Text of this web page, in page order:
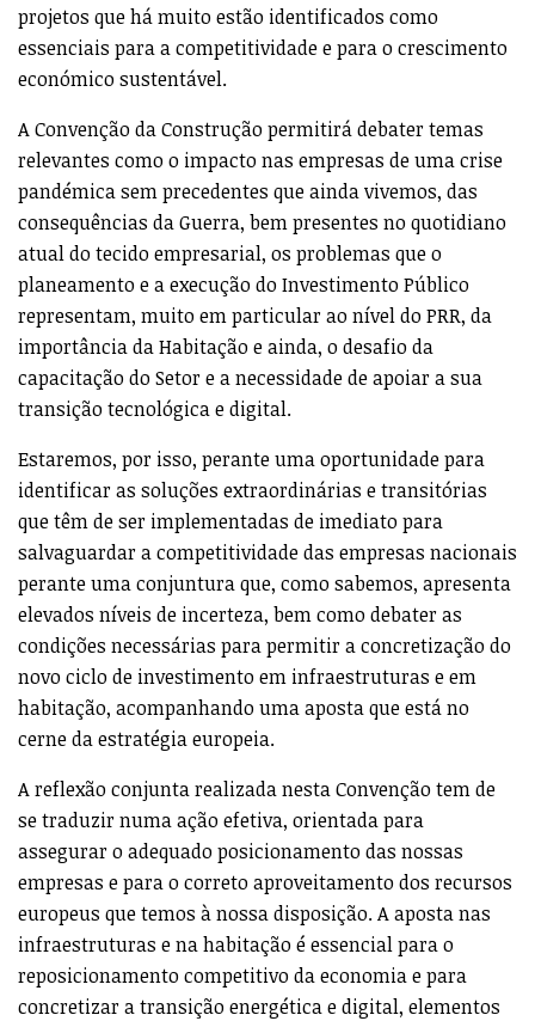
projetos que há muito estão identificados como
essenciais para a competitividade e para o crescimento
económico sustentável.
A Convenção da Construção permitirá debater temas
relevantes como o impacto nas empresas de uma crise
pandémica sem precedentes que ainda vivemos, das
consequências da Guerra, bem presentes no quotidiano
atual do tecido empresarial, os problemas que o
planeamento e a execução do Investimento Público
representam, muito em particular ao nível do PRR, da
importância da Habitação e ainda, o desafio da
capacitação do Setor e a necessidade de apoiar a sua
transição tecnológica e digital.
Estaremos, por isso, perante uma oportunidade para
identificar as soluções extraordinárias e transitórias
que têm de ser implementadas de imediato para
salvaguardar a competitividade das empresas nacionais
perante uma conjuntura que, como sabemos, apresenta
elevados níveis de incerteza, bem como debater as
condições necessárias para permitir a concretização do
novo ciclo de investimento em infraestruturas e em
habitação, acompanhando uma aposta que está no
cerne da estratégia europeia.
A reflexão conjunta realizada nesta Convenção tem de
se traduzir numa ação efetiva, orientada para
assegurar o adequado posicionamento das nossas
empresas e para o correto aproveitamento dos recursos
europeus que temos à nossa disposição. A aposta nas
infraestruturas e na habitação é essencial para o
reposicionamento competitivo da economia e para
concretizar a transição energética e digital, elementos